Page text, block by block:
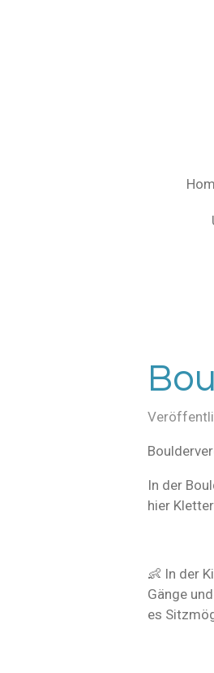
In der
hier
👶 In der
Gänge
es